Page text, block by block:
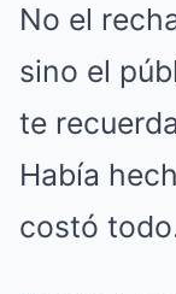
No el
sino el
te
Había
costó